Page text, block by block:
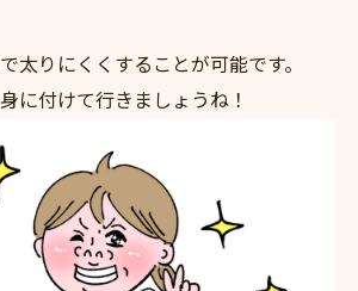
太りにくくすることが可能です。
に付けて行きましょうね！